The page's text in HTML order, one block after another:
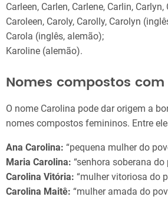
Carleen, Carlen, Carlene, Carlin, Carlyn,
Caroleen, Caroly, Carolly, Carolyn
Carola (inglês, alemão);
Karoline (alemão).
Nomes compostos
O nome Carolina pode dar origem a
nomes compostos femininos. Entre
Ana Carolina: “pequena mulher do
Maria Carolina: “senhora soberana do
Carolina Vitória: “mulher vitoriosa do
Carolina Maitê: “mulher amada do